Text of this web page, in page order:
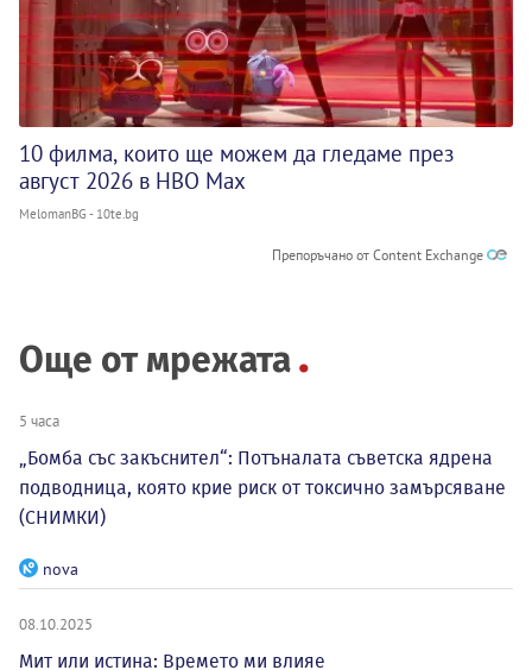
10 филма, които ще можем да гледаме през
август 2026 в HBO Max
MelomanBG - 10te.bg
Препоръчано от Content Exchange
Още от мрежата
5 часа
„Бомба със закъснител“: Потъналата съветска ядрена
подводница, която крие риск от токсично замърсяване
(СНИМКИ)
nova
08.10.2025
Мит или истина: Времето ми влияе